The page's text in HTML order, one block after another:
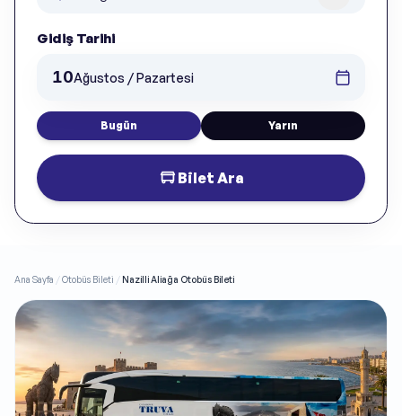
Gidiş Tarihi
10Ağustos / Pazartesi
Bugün Yarın
Bilet Ara
Ana Sayfa /Otobüs Bileti /Nazilli Aliağa Otobüs Bileti